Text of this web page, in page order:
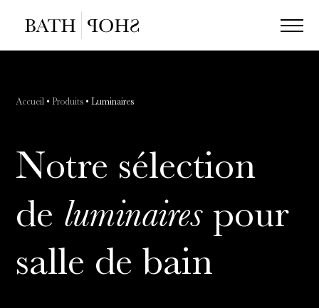
Accueil •Produits •Luminaires
Notre sélection
de luminaires pour
salle de bain